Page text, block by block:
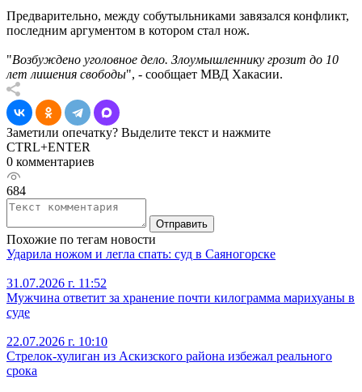
Предварительно, между собутыльниками завязался конфликт,
последним аргументом в котором стал нож.
"Возбуждено уголовное дело. Злоумышленнику грозит до 10
лет лишения свободы", - сообщает МВД Хакасии.
Заметили опечатку? Выделите текст и нажмите
CTRL+ENTER
0 комментариев
684
Отправить
Похожие по тегам новости
Ударила ножом и легла спать: суд в Саяногорске
31.07.2026 г. 11:52
Мужчина ответит за хранение почти килограмма марихуаны в
суде
22.07.2026 г. 10:10
Стрелок-хулиган из Аскизского района избежал реального
срока